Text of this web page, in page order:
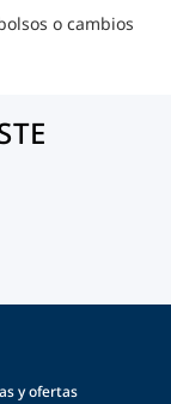
o cambios
y ofertas